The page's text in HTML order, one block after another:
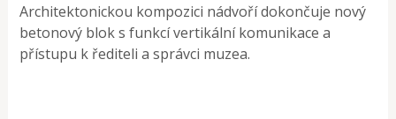
Architektonickou kompozici nádvoří dokončuje nový
betonový blok s funkcí vertikální komunikace a
přístupu k řediteli a správci muzea.